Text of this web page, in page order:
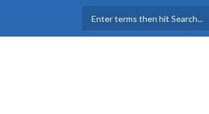
FORMULARIO DE